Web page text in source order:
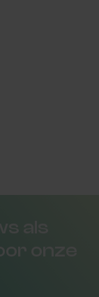
als
onze